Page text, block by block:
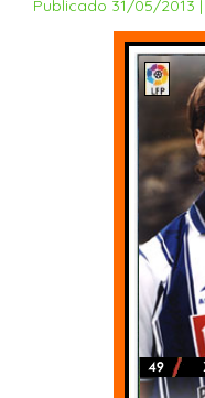
Publicado 31/05/2013 |